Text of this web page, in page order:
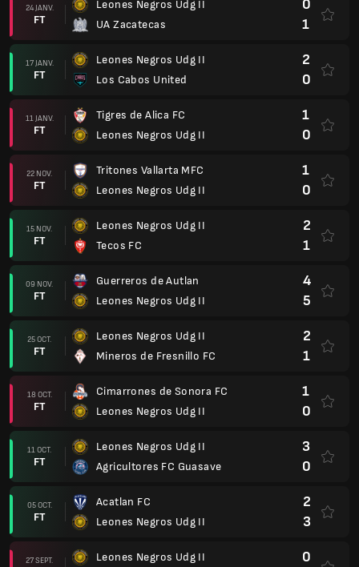
24 JANV.
FT
Leones Negros Udg II
UA Zacatecas
0
1
17 JANV.
FT
Leones Negros Udg II
Los Cabos United
2
0
11 JANV.
FT
Tigres de Alica FC
Leones Negros Udg II
1
0
22 NOV.
FT
Tritones Vallarta MFC
Leones Negros Udg II
1
0
15 NOV.
FT
Leones Negros Udg II
Tecos FC
2
1
09 NOV.
FT
Guerreros de Autlan
Leones Negros Udg II
4
5
25 OCT.
FT
Leones Negros Udg II
Mineros de Fresnillo FC
2
1
18 OCT.
FT
Cimarrones de Sonora FC
Leones Negros Udg II
1
0
11 OCT.
FT
Leones Negros Udg II
Agricultores FC Guasave
3
0
05 OCT.
FT
Acatlan FC
Leones Negros Udg II
2
3
27 SEPT.
Leones Negros Udg II
0